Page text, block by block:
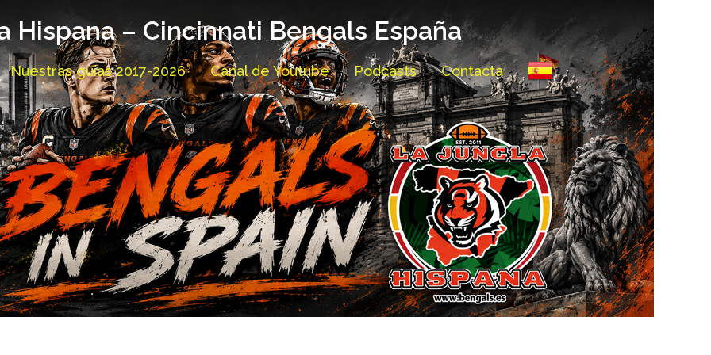
Hispana – Cincinnati Bengals España
Nuestras guías 2017-2026 Canal de Youtube Podcasts Contacta